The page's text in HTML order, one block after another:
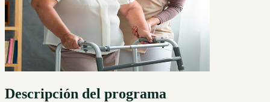
Descripción del programa